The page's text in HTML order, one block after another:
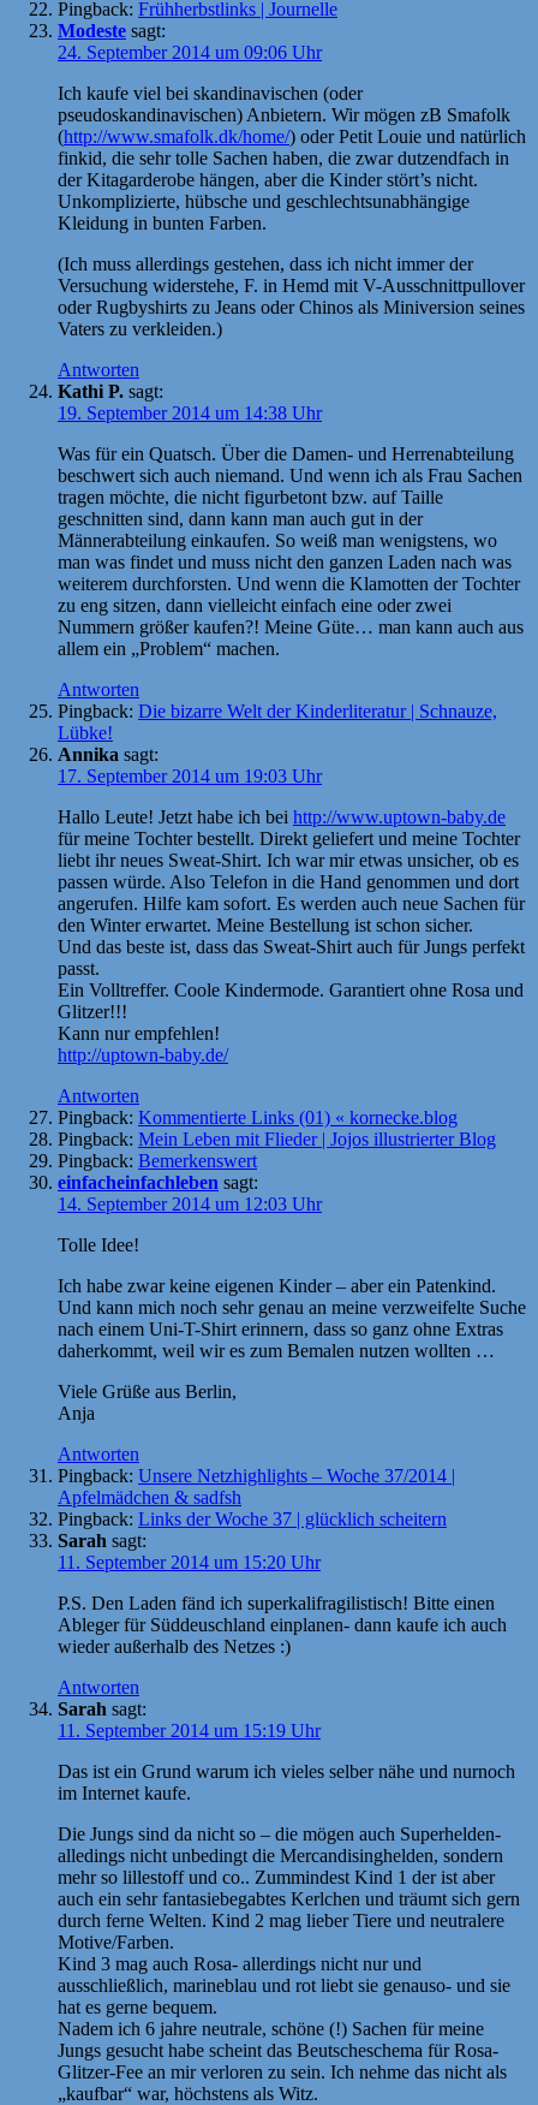
Pingback: Frühherbstlinks | Journelle
Modeste sagt:
24. September 2014 um 09:06 Uhr
Ich kaufe viel bei skandinavischen (oder
pseudoskandinavischen) Anbietern. Wir mögen zB Smafolk
(http://www.smafolk.dk/home/) oder Petit Louie und natürlich
finkid, die sehr tolle Sachen haben, die zwar dutzendfach in
der Kitagarderobe hängen, aber die Kinder stört’s nicht.
Unkomplizierte, hübsche und geschlechtsunabhängige
Kleidung in bunten Farben.
(Ich muss allerdings gestehen, dass ich nicht immer der
Versuchung widerstehe, F. in Hemd mit V-Ausschnittpullover
oder Rugbyshirts zu Jeans oder Chinos als Miniversion seines
Vaters zu verkleiden.)
Antworten
Kathi P. sagt:
19. September 2014 um 14:38 Uhr
Was für ein Quatsch. Über die Damen- und Herrenabteilung
beschwert sich auch niemand. Und wenn ich als Frau Sachen
tragen möchte, die nicht figurbetont bzw. auf Taille
geschnitten sind, dann kann man auch gut in der
Männerabteilung einkaufen. So weiß man wenigstens, wo
man was findet und muss nicht den ganzen Laden nach was
weiterem durchforsten. Und wenn die Klamotten der Tochter
zu eng sitzen, dann vielleicht einfach eine oder zwei
Nummern größer kaufen?! Meine Güte… man kann auch aus
allem ein „Problem“ machen.
Antworten
Pingback: Die bizarre Welt der Kinderliteratur | Schnauze,
Lübke!
Annika sagt:
17. September 2014 um 19:03 Uhr
Hallo Leute! Jetzt habe ich bei http://www.uptown-baby.de
für meine Tochter bestellt. Direkt geliefert und meine Tochter
liebt ihr neues Sweat-Shirt. Ich war mir etwas unsicher, ob es
passen würde. Also Telefon in die Hand genommen und dort
angerufen. Hilfe kam sofort. Es werden auch neue Sachen für
den Winter erwartet. Meine Bestellung ist schon sicher.
Und das beste ist, dass das Sweat-Shirt auch für Jungs perfekt
passt.
Ein Volltreffer. Coole Kindermode. Garantiert ohne Rosa und
Glitzer!!!
Kann nur empfehlen!
http://uptown-baby.de/
Antworten
Pingback: Kommentierte Links (01) « kornecke.blog
Pingback: Mein Leben mit Flieder | Jojos illustrierter Blog
Pingback: Bemerkenswert
einfacheinfachleben sagt:
14. September 2014 um 12:03 Uhr
Tolle Idee!
Ich habe zwar keine eigenen Kinder – aber ein Patenkind.
Und kann mich noch sehr genau an meine verzweifelte Suche
nach einem Uni-T-Shirt erinnern, dass so ganz ohne Extras
daherkommt, weil wir es zum Bemalen nutzen wollten …
Viele Grüße aus Berlin,
Anja
Antworten
Pingback: Unsere Netzhighlights – Woche 37/2014 |
Apfelmädchen & sadfsh
Pingback: Links der Woche 37 | glücklich scheitern
Sarah sagt:
11. September 2014 um 15:20 Uhr
P.S. Den Laden fänd ich superkalifragilistisch! Bitte einen
Ableger für Süddeuschland einplanen- dann kaufe ich auch
wieder außerhalb des Netzes :)
Antworten
Sarah sagt:
11. September 2014 um 15:19 Uhr
Das ist ein Grund warum ich vieles selber nähe und nurnoch
im Internet kaufe.
Die Jungs sind da nicht so – die mögen auch Superhelden-
alledings nicht unbedingt die Mercandisinghelden, sondern
mehr so lillestoff und co.. Zummindest Kind 1 der ist aber
auch ein sehr fantasiebegabtes Kerlchen und träumt sich gern
durch ferne Welten. Kind 2 mag lieber Tiere und neutralere
Motive/Farben.
Kind 3 mag auch Rosa- allerdings nicht nur und
ausschließlich, marineblau und rot liebt sie genauso- und sie
hat es gerne bequem.
Nadem ich 6 jahre neutrale, schöne (!) Sachen für meine
Jungs gesucht habe scheint das Beutscheschema für Rosa-
Glitzer-Fee an mir verloren zu sein. Ich nehme das nicht als
„kaufbar“ war, höchstens als Witz.